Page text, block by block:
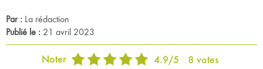
Par : La rédaction
Publié le : 21 avril 2023
Noter 4.9/5 8 votes